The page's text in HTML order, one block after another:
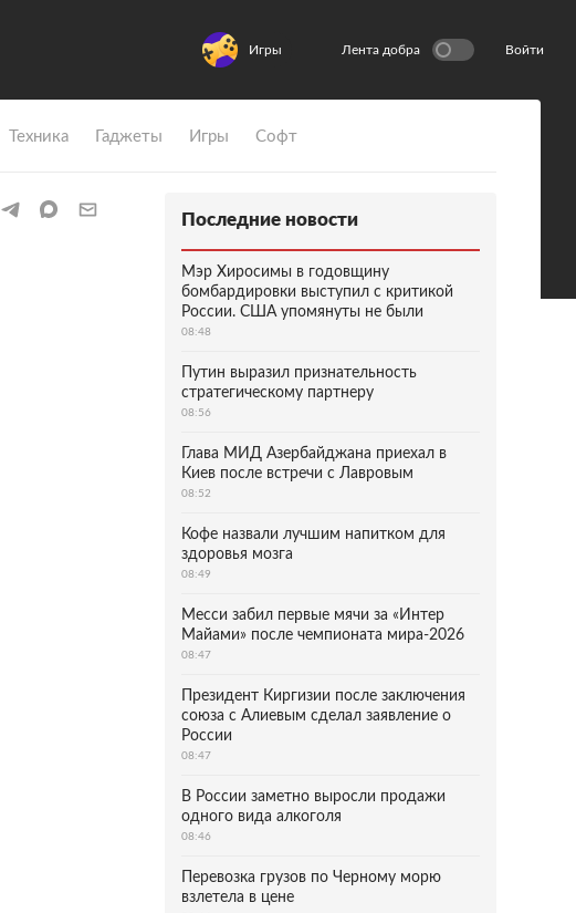
Игры Лента добра Войти
Техника Гаджеты Игры Софт
Последние новости
Мэр Хиросимы в годовщину
бомбардировки выступил с критикой
России. США упомянуты не были
08:48
Путин выразил признательность
стратегическому партнеру
08:56
Глава МИД Азербайджана приехал в
Киев после встречи с Лавровым
08:52
Кофе назвали лучшим напитком для
здоровья мозга
08:49
Месси забил первые мячи за «Интер
Майами» после чемпионата мира-2026
08:47
Президент Киргизии после заключения
союза с Алиевым сделал заявление о
России
08:47
В России заметно выросли продажи
одного вида алкоголя
08:46
Перевозка грузов по Черному морю
взлетела в цене